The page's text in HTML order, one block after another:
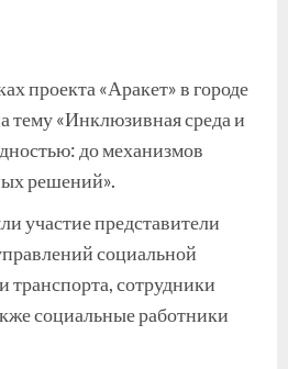
проекта «Аракет» в городе
«Инклюзивная среда и
до механизмов
решений».
участие представители
социальной
транспорта, сотрудники
социальные работники